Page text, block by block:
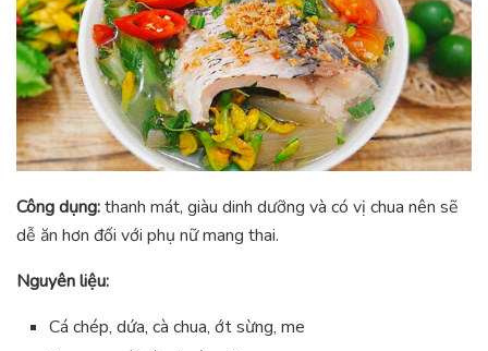
Công dụng:thanh mát, giàu dinh dưỡng và có vị chua nên sẽ
dễ ăn hơn đối với phụ nữ mang thai.
Nguyên liệu:
Cá chép, dứa, cà chua, ớt sừng, me